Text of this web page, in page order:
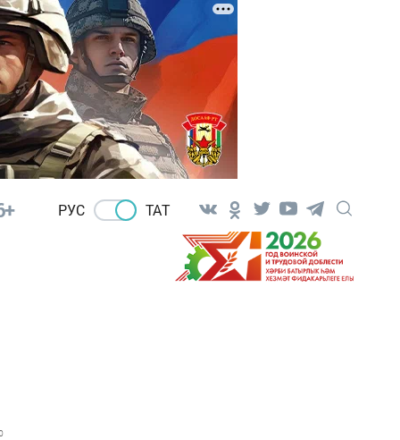
РУС ТАТ